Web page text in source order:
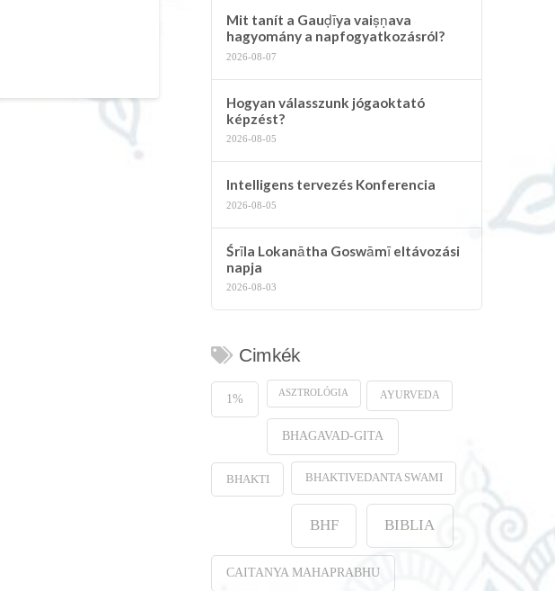
Mit tanít a Gauḍīya vaiṣṇava
hagyomány a napfogyatkozásról?
2026-08-07
Hogyan válasszunk jógaoktató
képzést?
2026-08-05
Intelligens tervezés Konferencia
2026-08-05
Śrīla Lokanātha Goswāmī eltávozási
napja
2026-08-03
Cimkék
1% ASZTROLÓGIA AYURVEDA
BHAGAVAD-GITA
BHAKTI BHAKTIVEDANTA SWAMI
BHF BIBLIA
CAITANYA MAHAPRABHU